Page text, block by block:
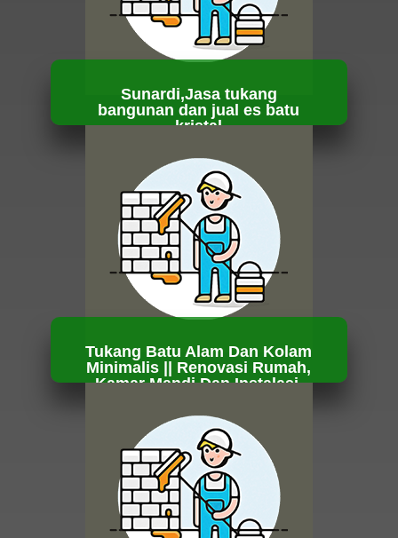
Sunardi,Jasa tukang
bangunan dan jual es batu
kristal
HUBUNGI KAMI
Tukang Batu Alam Dan Kolam
Minimalis || Renovasi Rumah,
Kamar Mandi Dan Instalasi.
HUBUNGI KAMI